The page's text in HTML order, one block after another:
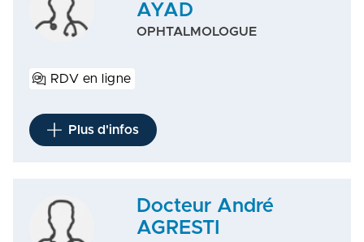
AYAD
OPHTALMOLOGUE
RDV en ligne
Plus d'infos
Docteur André
AGRESTI